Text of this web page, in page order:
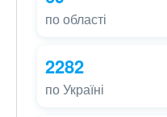
по області
2282
по Україні